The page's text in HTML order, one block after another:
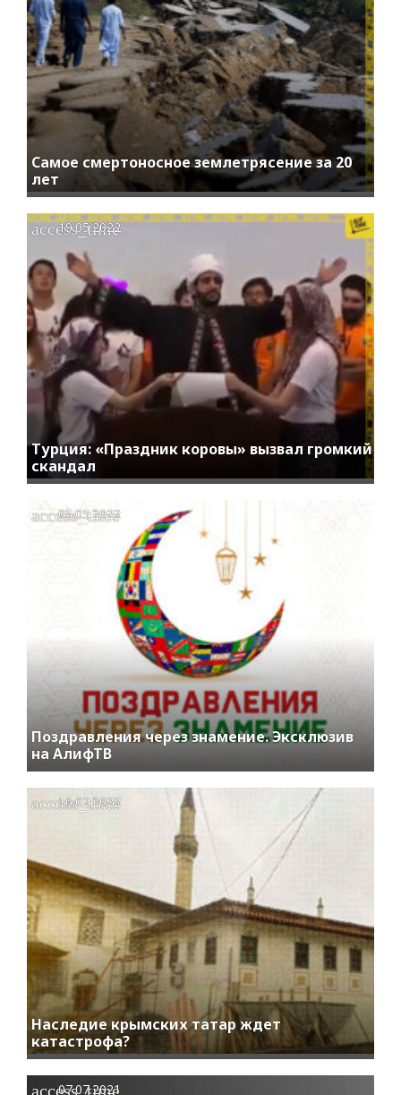
Самое смертоносное землетрясение за 20
лет
Турция: «Праздник коровы» вызвал громкий
скандал
access_time
19.05.2022
Поздравления через знамение. Эксклюзив
на АлифТВ
access_time
05.05.2022
Наследие крымских татар ждет
катастрофа?
access_time
16.02.2022
access_time
07.07.2021